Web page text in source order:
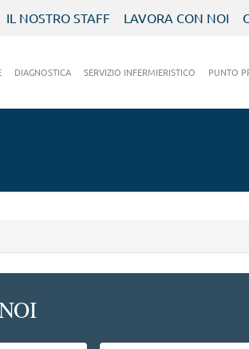
IL NOSTRO STAFF LAVORA CON NOI
DIAGNOSTICA SERVIZIO INFERMIERISTICO PUNTO